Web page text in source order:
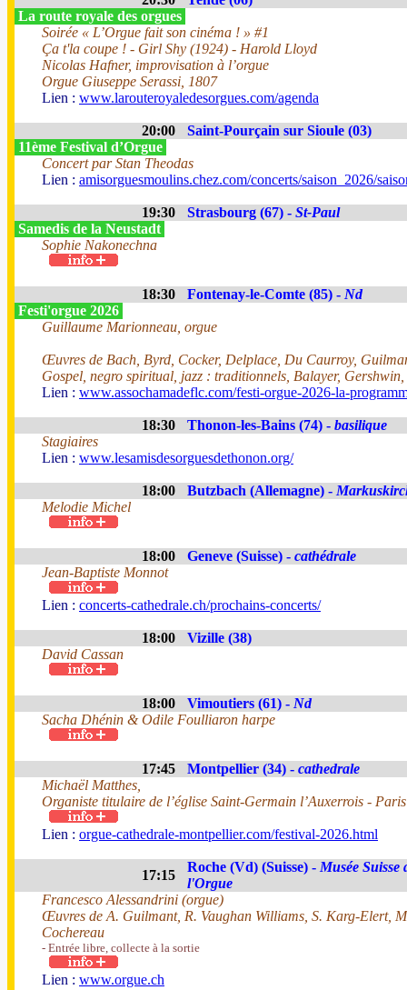
La route royale des orgues
Soirée « L’Orgue fait son cinéma ! » #1
Ça t'la coupe ! - Girl Shy (1924) - Harold Lloyd
Nicolas Hafner, improvisation à l’orgue
Orgue Giuseppe Serassi, 1807
Lien : www.larouteroyaledesorgues.com/agenda
20:00
Saint-Pourçain sur Sioule (03)
11ème Festival d’Orgue
Concert par Stan Theodas
Lien : amisorguesmoulins.chez.com/concerts/saison_2026/
19:30 Strasbourg (67) - St-Paul
Samedis de la Neustadt
Sophie Nakonechna
18:30 Fontenay-le-Comte (85) - Nd
Festi'orgue 2026
Guillaume Marionneau, orgue
Œuvres de Bach, Byrd, Cocker, Delplace, Du Caurroy,
Gospel, negro spiritual, jazz : traditionnels, Balayer, Gershwin,
Lien : www.assochamadeflc.com/festi-orgue-2026-la-
18:30 Thonon-les-Bains (74) - basilique
Stagiaires
Lien : www.lesamisdesorguesdethonon.org/
18:00 Butzbach (Allemagne) -
Melodie Michel
18:00 Geneve (Suisse) - cathédrale
Jean-Baptiste Monnot
Lien : concerts-cathedrale.ch/prochains-concerts/
18:00
Vizille (38)
David Cassan
18:00 Vimoutiers (61) - Nd
Sacha Dhénin & Odile Foulliaron harpe
17:45 Montpellier (34) - cathedrale
Michaël Matthes,
Organiste titulaire de l’église Saint-Germain l’Auxerrois - Paris
Lien : orgue-cathedrale-montpellier.com/festival-2026.html
17:15
Roche (Vd) (Suisse) - Musée Suisse
l'Orgue
Francesco Alessandrini (orgue)
Œuvres de A. Guilmant, R. Vaughan Williams, S. Karg-Elert,
Cochereau
- Entrée libre, collecte à la sortie
Lien : www.orgue.ch